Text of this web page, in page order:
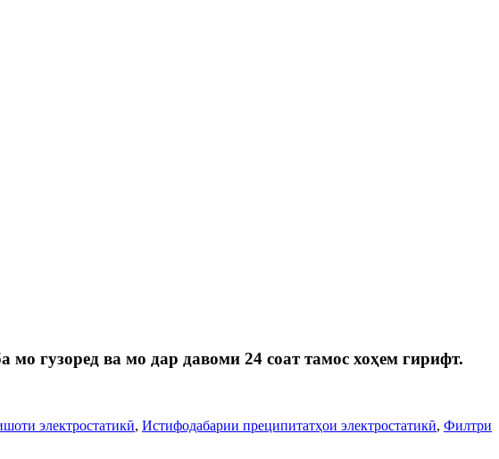
гузоред ва мо дар давоми 24 соат тамос хоҳем гирифт.
электростатикӣ, Истифодабарии преципитатҳои электростатикӣ, Филтри